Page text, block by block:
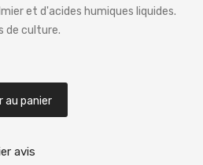
et d'acides humiques liquides.
de culture.
au panier
avis